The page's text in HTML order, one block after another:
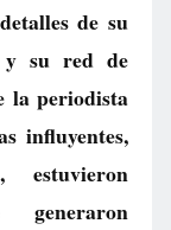
de su
y su red de
la periodista
influyentes,